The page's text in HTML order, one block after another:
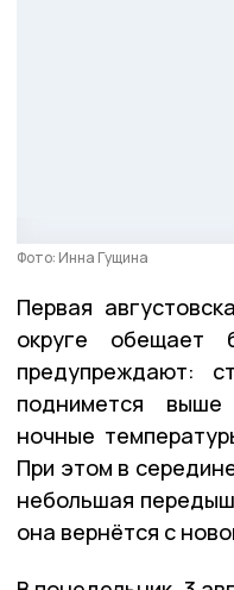
Фото: Инна Гущина
Первая
округе обещает
предупреждают:
поднимется
ночные
При этом в
небольшая
она вернётся с